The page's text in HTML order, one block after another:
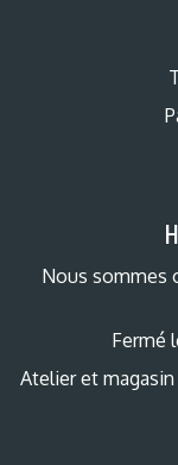
Nous sommes
Fermé
Atelier et